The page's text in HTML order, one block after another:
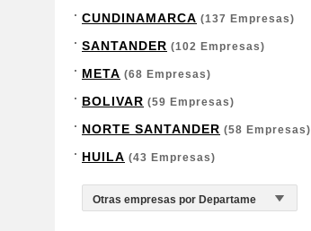
CUNDINAMARCA (137 Empresas)
SANTANDER (102 Empresas)
META (68 Empresas)
BOLIVAR (59 Empresas)
NORTE SANTANDER (58 Empresas)
HUILA (43 Empresas)